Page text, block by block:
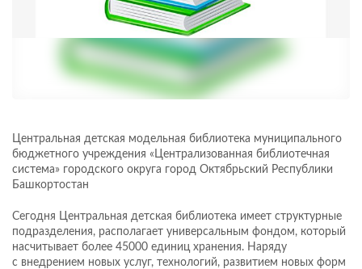
Центральная детская модельная библиотека муниципального
бюджетного учреждения «Централизованная библиотечная
система» городского округа город Октябрьский Республики
Башкортостан
Сегодня Центральная детская библиотека имеет структурные
подразделения, располагает универсальным фондом, который
насчитывает более 45000 единиц хранения. Наряду
с внедрением новых услуг, технологий, развитием новых форм